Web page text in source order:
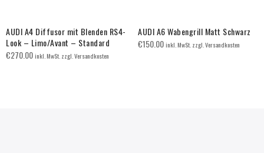
AUDI A4 Diffusor mit Blenden RS4-
Look – Limo/Avant – Standard
€270.00inkl. MwSt. zzgl. Versandkosten
AUDI A6 Wabengrill Matt Schwarz
€150.00inkl. MwSt. zzgl. Versandkosten